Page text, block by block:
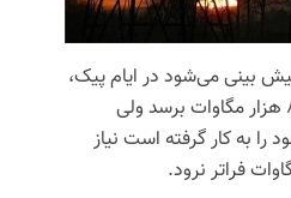
بینی می‌شود در ایام پیک،
مصرف برق به بیش از ۸۰ هزار مگاوات برسد ولی
به کار گرفته است نیاز